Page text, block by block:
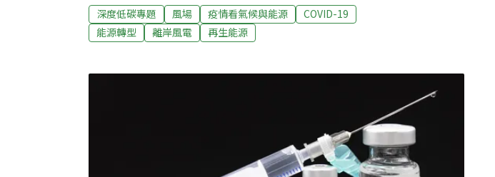
技術根留台灣 經濟部積極推動國產化能源轉型是蔡政府的重要政策，積極
發展離岸風電、推動再生能源，並希望透過選商機制引導風電產業國產
化，讓國際離岸風電業者的技術可以根留台灣，帶動國內產業發展，是國
電水下基礎製造經驗，面臨許多技術上的學習瓶頸，「以興達海基為例，
初期在銲接品質良率偏低，亦有發生銲道冷裂問題。」但經過學習調整
後，已克服銲接技術瓶頸，量產能力亦逐步提升。台灣第一座離岸風場，
是位於苗栗縣竹南外海的海洋風電 ( Formosa I ) ，共22支風機、合計裝置
深度低碳專題 風場 疫情看氣候與能源
COVID-19
能源轉型
離岸風電 再生能源